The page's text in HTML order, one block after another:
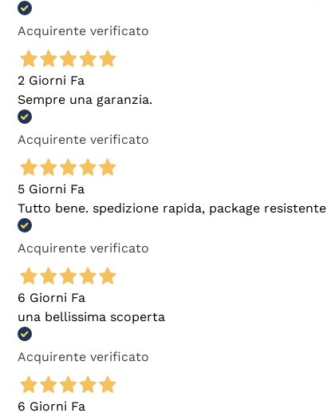
Acquirente verificato
2 Giorni Fa
Sempre una garanzia.
Acquirente verificato
5 Giorni Fa
Tutto bene. spedizione rapida, package resistente
Acquirente verificato
6 Giorni Fa
una bellissima scoperta
Acquirente verificato
6 Giorni Fa